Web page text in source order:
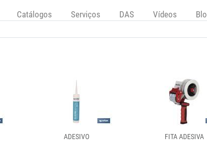
Catálogos Serviços DAS Vídeos
ADESIVO FITA ADESIVA